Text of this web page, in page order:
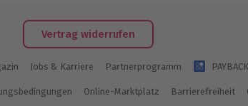
Vertrag widerrufen
Jobs & Karriere Partnerprogramm PAYBACK
Online-Marktplatz Barrierefreiheit